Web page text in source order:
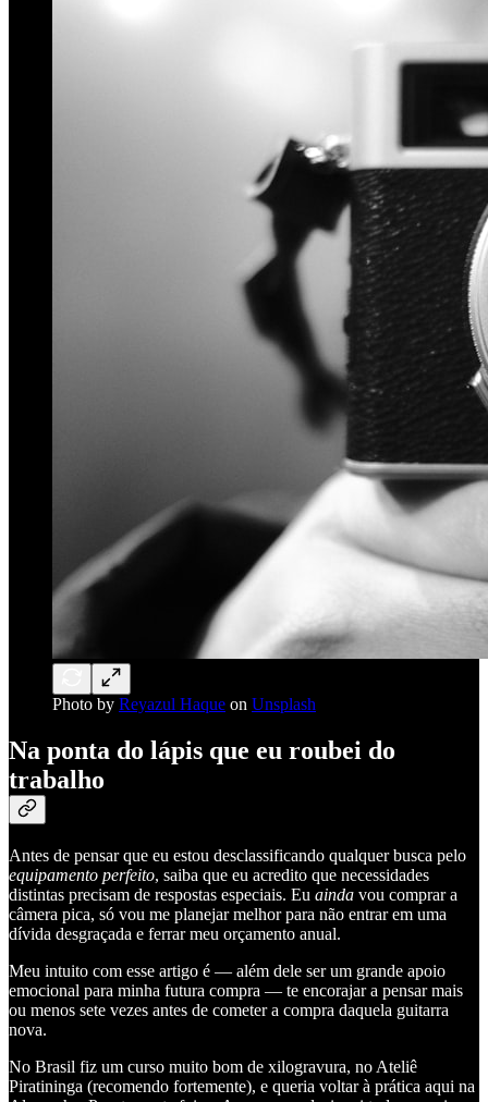
Photo by Reyazul Haque on Unsplash
Na ponta do lápis que eu roubei do
trabalho
Antes de pensar que eu estou desclassificando qualquer busca pelo
equipamento perfeito, saiba que eu acredito que necessidades
distintas precisam de respostas especiais. Eu ainda vou comprar a
câmera pica, só vou me planejar melhor para não entrar em uma
dívida desgraçada e ferrar meu orçamento anual.
Meu intuito com esse artigo é — além dele ser um grande apoio
emocional para minha futura compra — te encorajar a pensar mais
ou menos sete vezes antes de cometer a compra daquela guitarra
nova.
No Brasil fiz um curso muito bom de xilogravura, no Ateliê
Piratininga (recomendo fortemente), e queria voltar à prática aqui na